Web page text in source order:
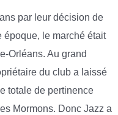
par leur décision de
époque, le marché était
Orléans. Au grand
du club a laissé
totale de pertinence
Mormons. Donc Jazz a